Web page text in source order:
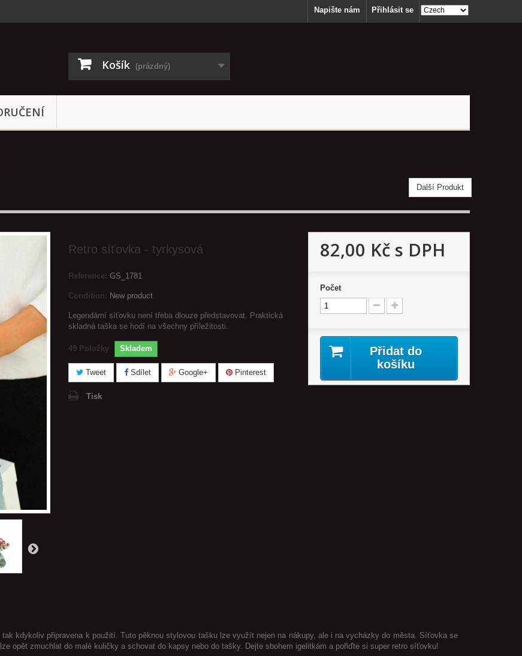
Přihlásit se
Napište nám
Košík (prázdný)
Další Produkt
Retro síťovka - tyrkysová
Reference: GS_1781
Condition: New product
Legendární síťovku není třeba dlouze představovat. Praktická
skladná taška se hodí na všechny příležitosti.
49 Položky Skladem
Tweet Sdílet Google+ Pinterest
Tisk
82,00 Kčs DPH
Počet
Přidat do
košíku
kdykoliv připravena k použití. Tuto pěknou stylovou tašku lze využít nejen na nákupy, ale i na vycházky do města. Síťovka se
opět zmuchlat do malé kuličky a schovat do kapsy nebo do tašky. Dejte sbohem igelitkám a pořiďte si super retro síťovku!